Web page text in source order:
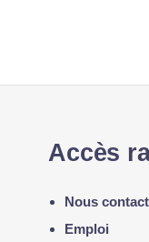
Accès
Nous
Emploi